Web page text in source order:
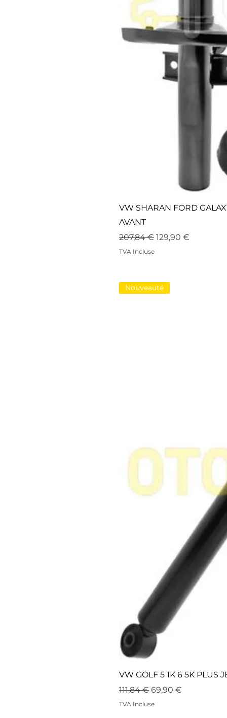
VW SHARAN FORD
AVANT
Prix original
207,84 € Prix
129,90 €
TVA Incluse
Nouveauté
VW GOLF 5 1K 6 5K PLUS
Prix original
111,84 € Prix promotionnel
69,90 €
TVA Incluse